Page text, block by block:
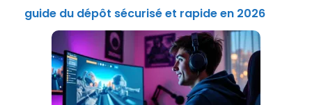
guide du dépôt sécurisé et rapide en 2026